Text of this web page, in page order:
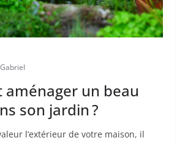
Gabriel
aménager un beau
son jardin ?
l’extérieur de votre maison, il